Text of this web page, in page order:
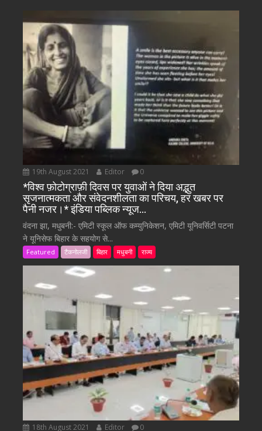
19th August 2021 Editor 0
*विश्व फ़ोटोग्राफ़ी दिवस पर युवाओं ने दिया अद्भुत
सृजनात्मकता और संवेदनशीलता का परिचय, हर खबर पर
पैनी नजर।* इंडिया पब्लिक न्यूज…
वंदना झा, मधुबनी:- एमिटी स्कूल ऑफ कम्युनिकेशन, एमिटी यूनिवर्सिटी पटना
ने यूनिसेफ बिहार के सहयोग से...
Featured टैकनोलजी बिहार मधुबनी राज्य
18th August 2021 Editor 0